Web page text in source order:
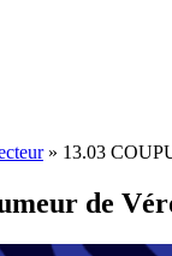
» 13.03
de